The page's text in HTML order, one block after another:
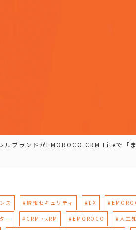
ルブランドがEMOROCO CRM Liteで「
ス #情報セキュリティ #DX
ー #CRM・xRM #EMOROCO #人工